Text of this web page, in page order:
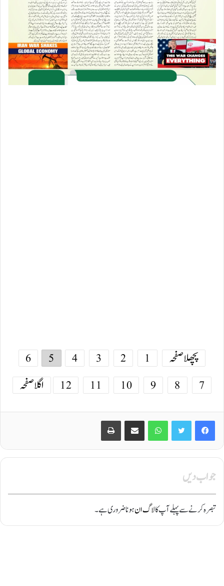
پچھلا صفحہ 1
2
3
4
5
6
7
8
9
10
11
12 اگلا صفحہ
Facebook
Twitter
WhatsApp
Share via Email
Print
جواب دیں
تبصرہ کرنے سے پہلے آپ کالاگ انہونا ضروری ہے۔